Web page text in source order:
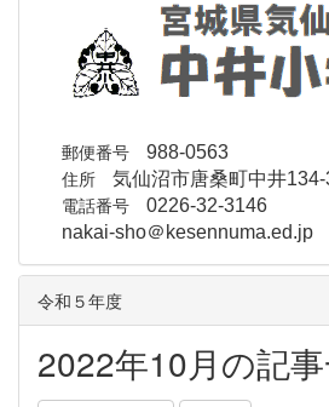
郵便番号 988-0563
住所 気仙沼市唐桑町中井134-
電話番号 0226-32-3146
nakai-sho＠kesennuma.ed.jp
令和５年度
2022年10月の記